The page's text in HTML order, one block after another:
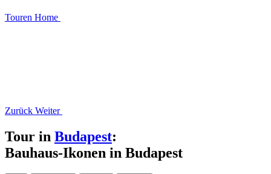
Touren Home
Zurück Weiter
Tour in Budapest:
Bauhaus-Ikonen in Budapest